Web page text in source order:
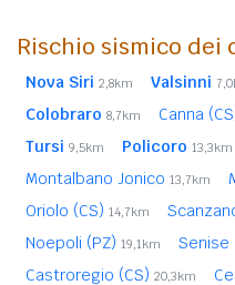
Rischio sismico dei
Nova Siri 2,8km Valsinni
Colobraro 8,7km Canna
Tursi 9,5km Policoro 13,3km
Montalbano Jonico 13,7km
Oriolo (CS) 14,7km
Noepoli (PZ) 19,1km Senise
Castroregio (CS) 20,3km